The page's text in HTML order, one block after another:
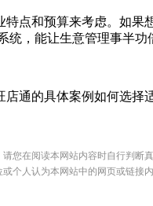
和预算来考虑。如果
统，能让生意管理事半
通的具体案例如何选择
您在阅读本网站内容时自行判
个人认为本网站中的网页或链